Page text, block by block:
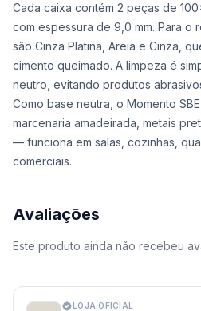
Cada caixa contém 2 peças de
com espessura de 9,0 mm. Para o
são Cinza Platina, Areia e Cinza,
cimento queimado. A limpeza é
neutro, evitando produtos
Como base neutra, o Momento
marcenaria amadeirada, metais
— funciona em salas, cozinhas,
comerciais.
Avaliações
Este produto ainda não recebeu
LOJA OFICIAL